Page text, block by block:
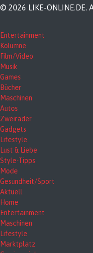
© 2026 LIKE-ONLINE.DE.
Entertainment
Kolumne
Film/Video
Musik
Games
Bücher
Maschinen
Autos
Zweiräder
Gadgets
Lifestyle
Lust & Liebe
Style-Tipps
Mode
Gesundheit/Sport
Aktuell
Home
Entertainment
Maschinen
Lifestyle
Marktplatz